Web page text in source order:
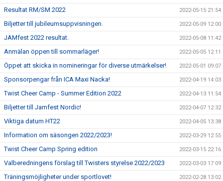
Resultat RM/SM 2022 2022-05-15 21:54
Biljetter till jubileumsuppvisningen. 2022-05-09 12:00
JAMfest 2022 resultat. 2022-05-08 11:42
Anmälan öppen till sommarläger! 2022-05-05 12:11
Öppet att skicka in nomineringar för diverse utmärkelser! 2022-05-01 09:07
Sponsorpengar från ICA Maxi Nacka! 2022-04-19 14:03
Twist Cheer Camp - Summer Edition 2022 2022-04-13 11:54
Biljetter till Jamfest Nordic! 2022-04-07 12:32
Viktiga datum HT22 2022-04-05 13:38
Information om säsongen 2022/2023! 2022-03-29 12:55
Twist Cheer Camp Spring edition 2022-03-15 22:16
Valberedningens förslag till Twisters styrelse 2022/2023 2022-03-03 17:09
Träningsmöjligheter under sportlovet! 2022-02-28 13:02